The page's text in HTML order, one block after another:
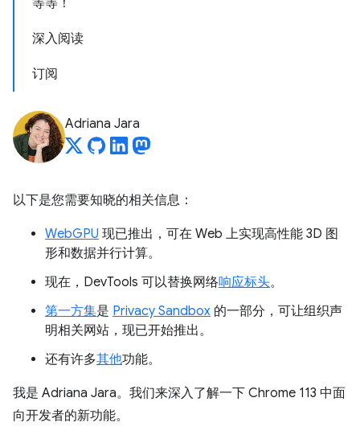
等等！
深入阅读
订阅
Adriana Jara
以下是您需要知晓的相关信息：
WebGPU 现已推出，可在 Web 上实现高性能 3D 图
形和数据并行计算。
现在，DevTools 可以替换网络响应标头。
第一方集是 Privacy Sandbox 的一部分，可让组织声
明相关网站，现已开始推出。
还有许多其他功能。
我是 Adriana Jara。我们来深入了解一下 Chrome 113 中面
向开发者的新功能。